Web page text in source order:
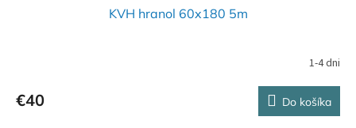
KVH hranol 60x180 5m
1-4 dni
€40 Do košíka